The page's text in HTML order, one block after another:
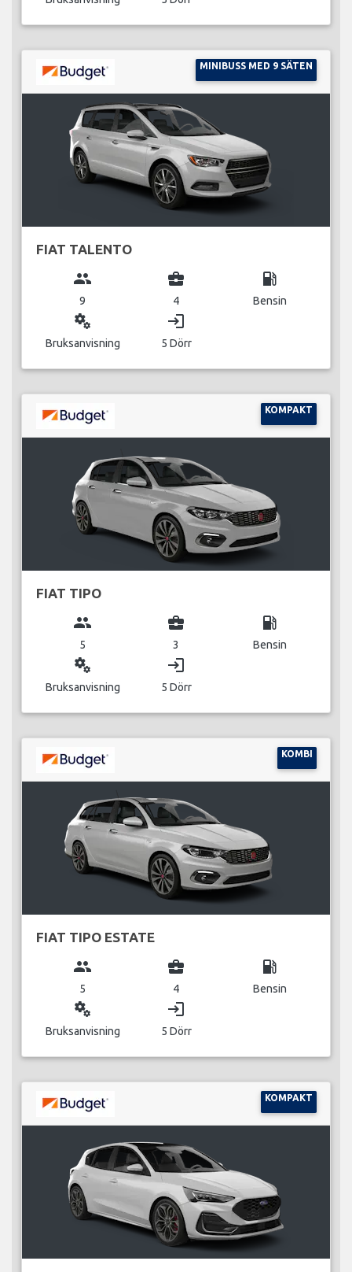
MINIBUSS MED 9 SÄTEN
FIAT TALENTO
group
9
business_center
4
local_gas_station
Bensin
miscellaneous_services
Bruksanvisning
login
5 Dörr
KOMPAKT
FIAT TIPO
group
5
business_center
3
local_gas_station
Bensin
miscellaneous_services
Bruksanvisning
login
5 Dörr
KOMBI
FIAT TIPO ESTATE
group
5
business_center
4
local_gas_station
Bensin
miscellaneous_services
Bruksanvisning
login
5 Dörr
KOMPAKT